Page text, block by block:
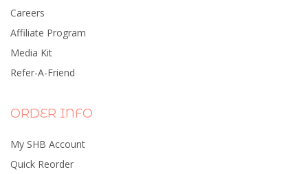
Careers
Affiliate Program
Media Kit
Refer-A-Friend
ORDER INFO
My SHB Account
Quick Reorder